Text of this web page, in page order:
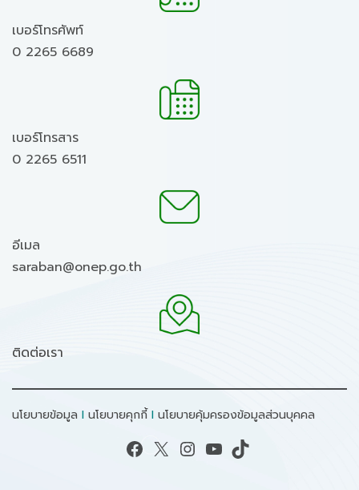
เบอร์โทรศัพท์
0 2265 6689
เบอร์โทรสาร
0 2265 6511
อีเมล
saraban@onep.go.th
ติดต่อเรา
นโยบายข้อมูล I นโยบายคุกกี้ I นโยบายคุ้มครองข้อมูลส่วนบุคคล
Facebook X Instagram YouTube TikTok